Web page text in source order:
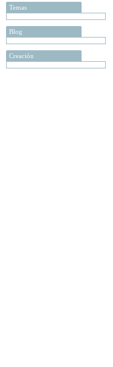
Temas
Blog
Creación